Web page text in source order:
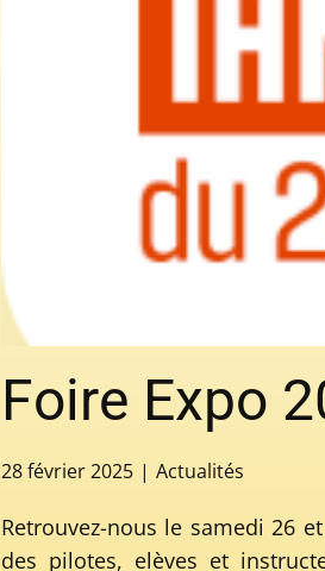
Foire Expo
28 février 2025 Actualités
Retrouvez-nous le samedi 26
des pilotes, elèves et